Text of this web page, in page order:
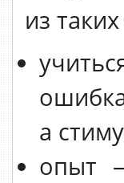
из
а
опыт